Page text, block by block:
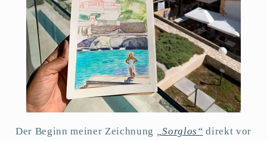
Der Beginn meiner Zeichnung „Sorglos“ direkt vor